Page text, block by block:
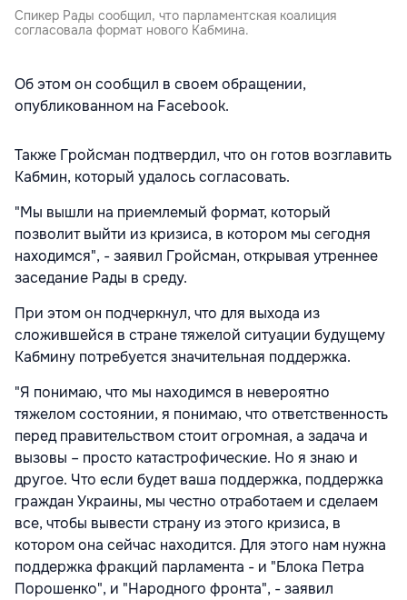
Cпикер Рады сообщил, что парламентская коалиция
согласовала формат нового Кабмина.
Об этом он сообщил в своем обращении,
опубликованном на Facebook.
Также Гройсман подтвердил, что он готов возглавить
Кабмин, который удалось согласовать.
"Мы вышли на приемлемый формат, который
позволит выйти из кризиса, в котором мы сегодня
находимся", - заявил Гройсман, открывая утреннее
заседание Рады в среду.
При этом он подчеркнул, что для выхода из
сложившейся в стране тяжелой ситуации будущему
Кабмину потребуется значительная поддержка.
"Я понимаю, что мы находимся в невероятно
тяжелом состоянии, я понимаю, что ответственность
перед правительством стоит огромная, а задача и
вызовы – просто катастрофические. Но я знаю и
другое. Что если будет ваша поддержка, поддержка
граждан Украины, мы честно отработаем и сделаем
все, чтобы вывести страну из этого кризиса, в
котором она сейчас находится. Для этого нам нужна
поддержка фракций парламента - и "Блока Петра
Порошенко", и "Народного фронта", - заявил